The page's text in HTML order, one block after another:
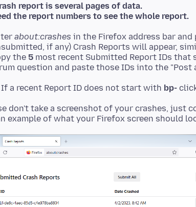
report is several pages of data.
the report numbers to see the whole report.
about:crashes in the Firefox address bar
if any) Crash Reports will appear,
the 5 most recent Submitted Report IDs that
question and paste those IDs into the "Post
If a recent Report ID does not start with bp-
don't take a screenshot of your crashes, just